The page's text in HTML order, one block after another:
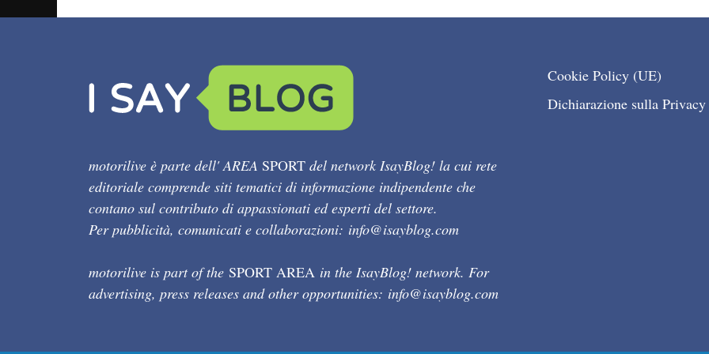
motorilive è parte dell' AREA SPORT del network IsayBlog! la cui rete
editoriale comprende siti tematici di informazione indipendente che
contano sul contributo di appassionati ed esperti del settore.
Per pubblicità, comunicati e collaborazioni: info@isayblog.com
motorilive is part of the SPORT AREA in the IsayBlog! network. For
advertising, press releases and other opportunities: info@isayblog.com
Cookie Policy (UE)
Dichiarazione sulla